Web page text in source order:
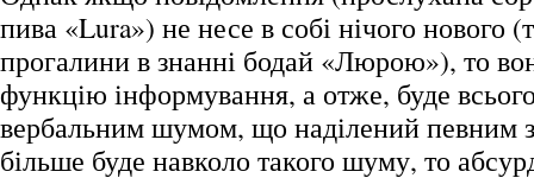
пива «Lura») не несе в собі нічого нового
прогалини в знанні бодай «Люрою»), то
функцію інформування, а отже, буде
вербальним шумом, що наділений певним
більше буде навколо такого шуму, то